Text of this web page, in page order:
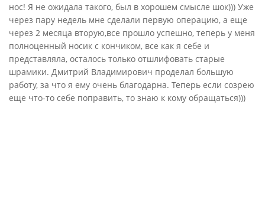
нос! Я не ожидала такого, был в хорошем смысле шок))) Уже
через пару недель мне сделали первую операцию, а еще
через 2 месяца вторую,все прошло успешно, теперь у меня
полноценный носик с кончиком, все как я себе и
представляла, осталось только отшлифовать старые
шрамики. Дмитрий Владимирович проделал большую
работу, за что я ему очень благодарна. Теперь если созрею
еще что-то себе поправить, то знаю к кому обращаться)))